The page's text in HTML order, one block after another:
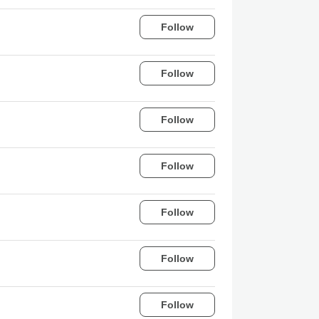
Follow
Follow
Follow
Follow
Follow
Follow
Follow